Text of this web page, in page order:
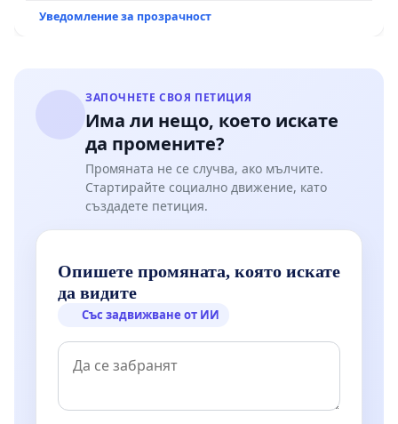
Уведомление за прозрачност
ЗАПОЧНЕТЕ СВОЯ ПЕТИЦИЯ
Има ли нещо, което искате
да промените?
Промяната не се случва, ако мълчите.
Стартирайте социално движение, като
създадете петиция.
Опишете промяната, която искате
да видите
Със задвижване от ИИ